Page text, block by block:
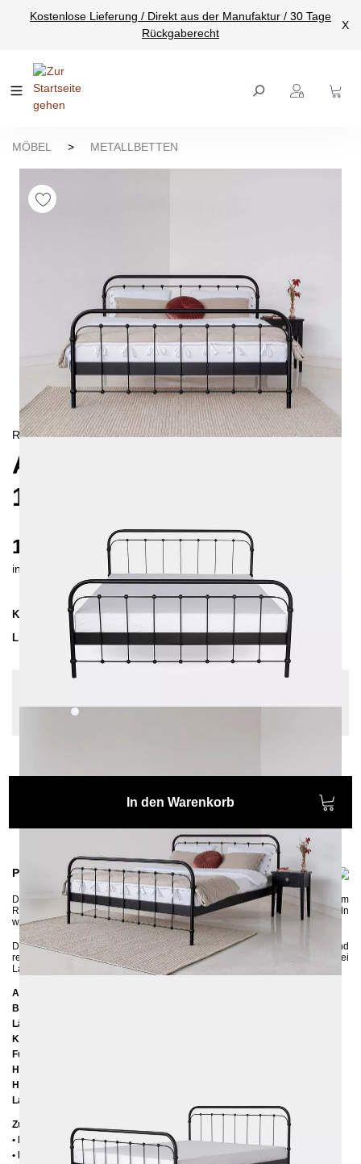
springen
Kostenlose Lieferung / Direkt aus der Manufaktur / 30 Tage
Rückgaberecht
X
MÖBEL > METALLBETTEN
RETRO/LANDHAUS
AMITA METALLBETT
160X200 CM
1070 €
inkl. MwSt. inkl. Versandkosten (DE)
Kollektion
AMITA
Lieferzeit
| vsl. 30. Aug - 6. Sep
Farben:
Weiß
In den Warenkorb
Produktinformationen
Das schöne Metallbett AMITAgibt es in ganz bunten Farben, passend zum
Retro-Stil. Mit den sanften Rundungen und den kleinen gerillten Eisenkugeln
wirkt das Bett sehr nostalgisch und charmant.
Das Bettgestell besitzt in der Mitte eine Längstraverse mit einem Stützfuß und
rechts und links seitliche Auflageleisten, so können sowohl ein als auch zwei
Lattenroste in den Rahmen reingelegt werden.
Abmessungen
Breite:
Länge:
Kopfteilhöhe:
Füßteilhöhe:
Höhe bis zur Rahmenunterkante:
Höhe bis zur Rahmenoberkante:
Lattenrostabsenkung:
Zusätzliche Informationen
• Handmade
• Pulverbesichtet